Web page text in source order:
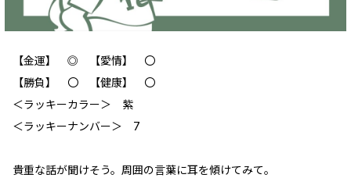
【金運】 ◎ 【愛情】 〇
【勝負】 〇 【健康】 〇
＜ラッキーカラー＞ 紫
＜ラッキーナンバー＞ 7
貴重な話が聞けそう。周囲の言葉に耳を傾けてみて。